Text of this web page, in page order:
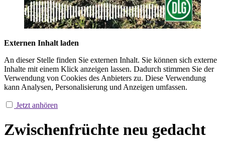
Externen Inhalt laden
An dieser Stelle finden Sie externen Inhalt. Sie können sich externe
Inhalte mit einem Klick anzeigen lassen. Dadurch stimmen Sie der
Verwendung von Cookies des Anbieters zu. Diese Verwendung
kann Analysen, Personalisierung und Anzeigen umfassen.
Jetzt anhören
Zwischenfrüchte neu gedacht